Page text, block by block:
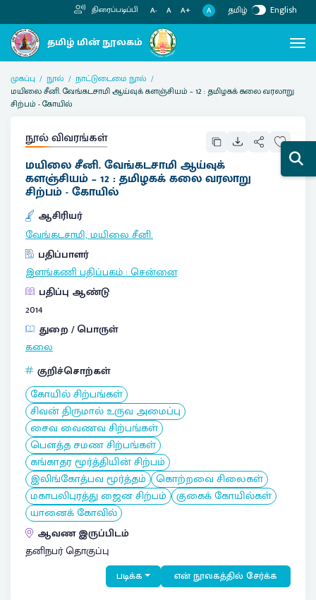
திரைப்படிப்பி A- A A+ A தமிழ் English
முகப்பு நூல்
நாட்டுடைமை நூல்
மயிலை சீனி. வேங்கடசாமி ஆய்வுக் களஞ்சியம் – 12 : தமிழகக் கலை வரலாறு
சிற்பம் - கோயில்
நூல் விவரங்கள்
மயிலை சீனி. வேங்கடசாமி ஆய்வுக்
களஞ்சியம் – 12 : தமிழகக் கலை வரலாறு
சிற்பம் - கோயில்
ஆசிரியர்
வேங்கடசாமி, மயிலை சீனி.
பதிப்பாளர்
இளங்கணி பதிப்பகம்:சென்னை
பதிப்பு ஆண்டு
2014
துறை / பொருள்
கலை
குறிச்சொற்கள்
கோயில் சிற்பங்கள்
சிவன் திருமால் உருவ அமைப்பு
சைவ வைணவ சிற்பங்கள்
பௌத்த சமண சிற்பங்கள்
கங்காதர மூர்த்தியின் சிற்பம்
இலிங்கோத்பவ மூர்த்தம் கொற்றவை சிலைகள்
மகாபலிபுரத்து ஜைன சிற்பம் குகைக் கோயில்கள்
யானைக் கோவில்
ஆவண இருப்பிடம்
தனிநபர் தொகுப்பு
படிக்க என் நூலகத்தில் சேர்க்க